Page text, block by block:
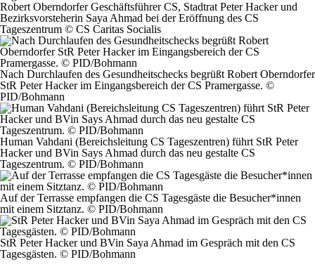
Robert Oberndorfer Geschäftsführer CS, Stadtrat Peter Hacker und
Bezirksvorsteherin Saya Ahmad bei der Eröffnung des CS
Tageszentrum © CS Caritas Socialis
Nach Durchlaufen des Gesundheitschecks begrüßt Robert Oberndorfer
StR Peter Hacker im Eingangsbereich der CS Pramergasse. ©
PID/Bohmann
Human Vahdani (Bereichsleitung CS Tageszentren) führt StR Peter
Hacker und BVin Says Ahmad durch das neu gestalte CS
Tageszentrum. © PID/Bohmann
Auf der Terrasse empfangen die CS Tagesgäste die Besucher*innen
mit einem Sitztanz. © PID/Bohmann
StR Peter Hacker und BVin Saya Ahmad im Gespräch mit den CS
Tagesgästen. © PID/Bohmann